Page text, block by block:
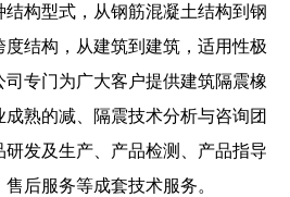
结构型式，从钢筋混凝土结构到钢
结构，从建筑到建筑，适用性极
专门为广大客户提供建筑隔震橡
熟的减、隔震技术分析与咨询团
发及生产、产品检测、产品指导
后服务等成套技术服务。